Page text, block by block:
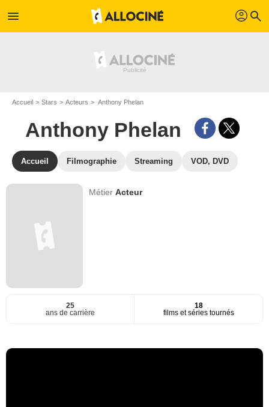
menu profil search
Accueil Stars Acteurs Anthony Phelan
Anthony Phelan
Accueil Filmographie Streaming VOD, DVD
MétierActeur
25
ans de carrière
18
films et séries tournés